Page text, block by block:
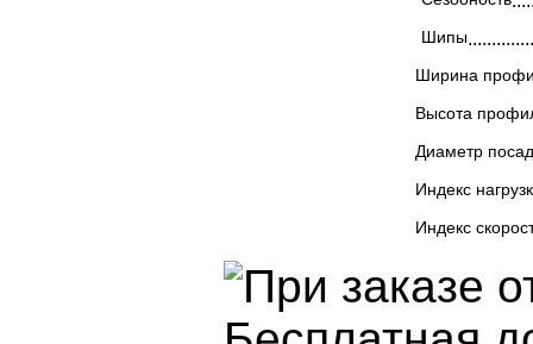
Шипы
Ширина
Высота
Диаметр
Индекс
Индекс